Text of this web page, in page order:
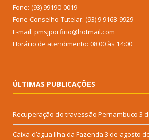
Fone: (93) 99190-0019
Fone Conselho Tutelar: (93) 9 9168-9929
E-mail: pmsjporfirio@hotmail.com
Horário de atendimento: 08:00 às 14:00
ÚLTIMAS PUBLICAÇÕES
Recuperação do travessão Pernambuco 3
Caixa d’agua Ilha da Fazenda 3 de agosto